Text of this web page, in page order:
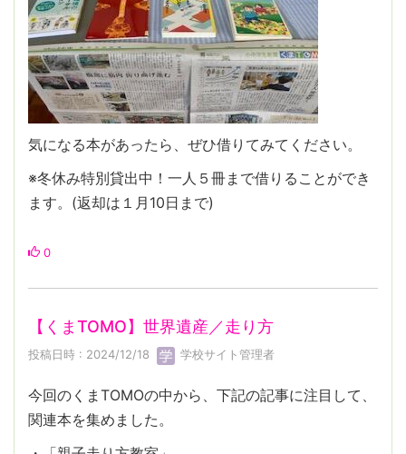
気になる本があったら、ぜひ借りてみてください。
※冬休み特別貸出中！一人５冊まで借りることができ
ます。(返却は１月10日まで)
0
【くまTOMO】世界遺産／走り方
投稿日時 : 2024/12/18 学校サイト管理者
今回のくまTOMOの中から、下記の記事に注目して、
関連本を集めました。